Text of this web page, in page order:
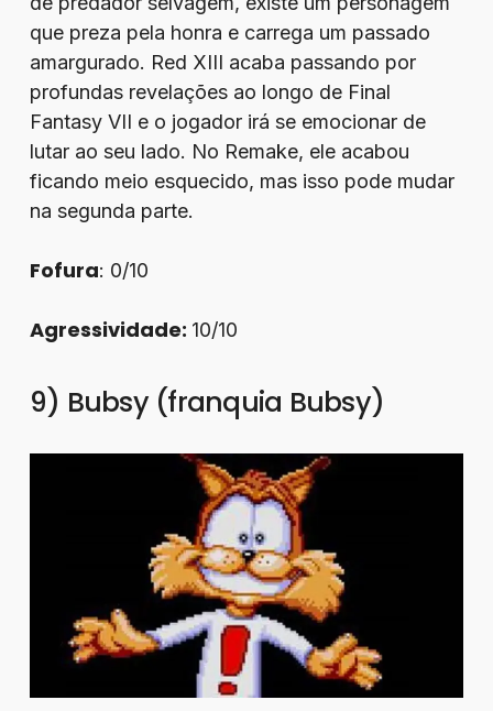
que preza pela honra e carrega um passado
amargurado. Red XIII acaba passando por
profundas revelações ao longo de Final
Fantasy VII e o jogador irá se emocionar de
lutar ao seu lado. No Remake, ele acabou
ficando meio esquecido, mas isso pode mudar
na segunda parte.
Fofura: 0/10
Agressividade: 10/10
9) Bubsy (franquia Bubsy)